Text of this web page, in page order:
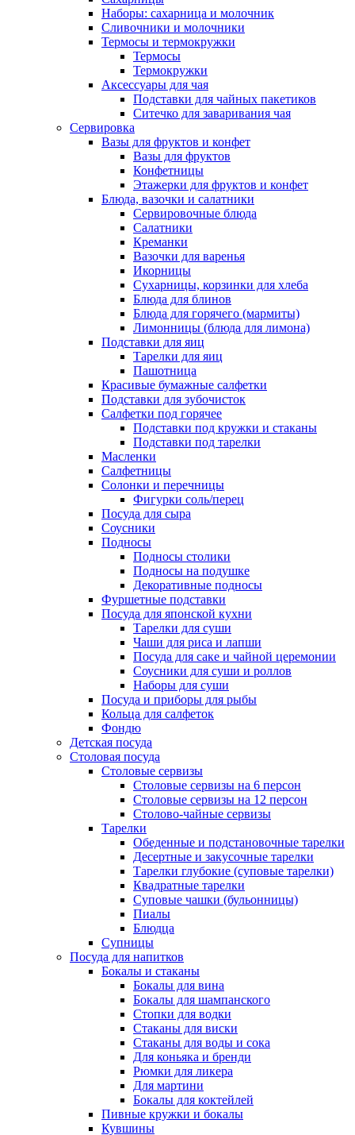
Наборы: сахарница и молочник
Сливочники и молочники
Термосы и термокружки
Термосы
Термокружки
Аксессуары для чая
Подставки для чайных пакетиков
Ситечко для заваривания чая
Сервировка
Вазы для фруктов и конфет
Вазы для фруктов
Конфетницы
Этажерки для фруктов и конфет
Блюда, вазочки и салатники
Сервировочные блюда
Салатники
Креманки
Вазочки для варенья
Икорницы
Сухарницы, корзинки для хлеба
Блюда для блинов
Блюда для горячего (мармиты)
Лимонницы (блюда для лимона)
Подставки для яиц
Тарелки для яиц
Пашотница
Красивые бумажные салфетки
Подставки для зубочисток
Салфетки под горячее
Подставки под кружки и стаканы
Подставки под тарелки
Масленки
Салфетницы
Солонки и перечницы
Фигурки соль/перец
Посуда для сыра
Соусники
Подносы
Подносы столики
Подносы на подушке
Декоративные подносы
Фуршетные подставки
Посуда для японской кухни
Тарелки для суши
Чаши для риса и лапши
Посуда для саке и чайной церемонии
Соусники для суши и роллов
Наборы для суши
Посуда и приборы для рыбы
Кольца для салфеток
Фондю
Детская посуда
Столовая посуда
Столовые сервизы
Столовые сервизы на 6 персон
Столовые сервизы на 12 персон
Столово-чайные сервизы
Тарелки
Обеденные и подстановочные тарелки
Десертные и закусочные тарелки
Тарелки глубокие (суповые тарелки)
Квадратные тарелки
Суповые чашки (бульонницы)
Пиалы
Блюдца
Супницы
Посуда для напитков
Бокалы и стаканы
Бокалы для вина
Бокалы для шампанского
Стопки для водки
Стаканы для виски
Стаканы для воды и сока
Для коньяка и бренди
Рюмки для ликера
Для мартини
Бокалы для коктейлей
Пивные кружки и бокалы
Кувшины